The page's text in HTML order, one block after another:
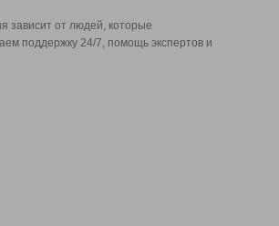
зависит от людей, которые
поддержку 24/7, помощь экспертов и